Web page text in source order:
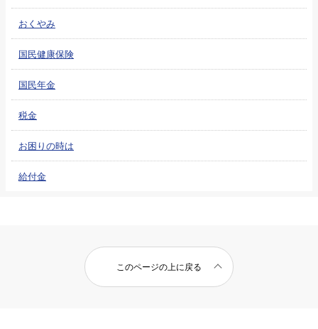
おくやみ
国民健康保険
国民年金
税金
お困りの時は
給付金
このページの上に戻る